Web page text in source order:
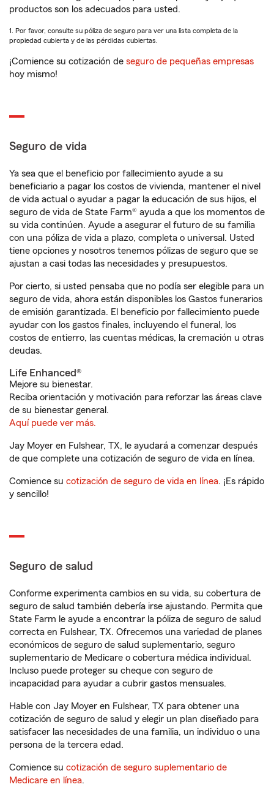
productos son los adecuados para usted.
1. Por favor, consulte su póliza de seguro para ver una lista completa de la
propiedad cubierta y de las pérdidas cubiertas.
¡Comience su cotización de seguro de pequeñas empresas
hoy mismo!
Seguro de vida
Ya sea que el beneficio por fallecimiento ayude a su
beneficiario a pagar los costos de vivienda, mantener el nivel
de vida actual o ayudar a pagar la educación de sus hijos, el
seguro de vida de State Farm® ayuda a que los momentos de
su vida continúen. Ayude a asegurar el futuro de su familia
con una póliza de vida a plazo, completa o universal. Usted
tiene opciones y nosotros tenemos pólizas de seguro que se
ajustan a casi todas las necesidades y presupuestos.
Por cierto, si usted pensaba que no podía ser elegible para un
seguro de vida, ahora están disponibles los Gastos funerarios
de emisión garantizada. El beneficio por fallecimiento puede
ayudar con los gastos finales, incluyendo el funeral, los
costos de entierro, las cuentas médicas, la cremación u otras
deudas.
Life Enhanced®
Mejore su bienestar.
Reciba orientación y motivación para reforzar las áreas clave
de su bienestar general.
Aquí puede ver más.
Jay Moyer en Fulshear, TX, le ayudará a comenzar después
de que complete una cotización de seguro de vida en línea.
Comience su cotización de seguro de vida en línea. ¡Es rápido
y sencillo!
Seguro de salud
Conforme experimenta cambios en su vida, su cobertura de
seguro de salud también debería irse ajustando. Permita que
State Farm le ayude a encontrar la póliza de seguro de salud
correcta en Fulshear, TX. Ofrecemos una variedad de planes
económicos de seguro de salud suplementario, seguro
suplementario de Medicare o cobertura médica individual.
Incluso puede proteger su cheque con seguro de
incapacidad para ayudar a cubrir gastos mensuales.
Hable con Jay Moyer en Fulshear, TX para obtener una
cotización de seguro de salud y elegir un plan diseñado para
satisfacer las necesidades de una familia, un individuo o una
persona de la tercera edad.
Comience su cotización de seguro suplementario de
Medicare en línea.